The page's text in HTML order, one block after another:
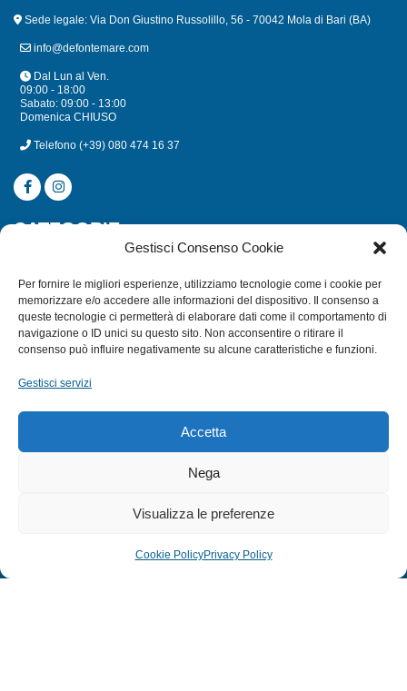
Gestisci Consenso Cookie
Per fornire le migliori esperienze, utilizziamo tecnologie come i cookie per
memorizzare e/o accedere alle informazioni del dispositivo. Il consenso a
queste tecnologie ci permetterà di elaborare dati come il comportamento di
navigazione o ID unici su questo sito. Non acconsentire o ritirare il
consenso può influire negativamente su alcune caratteristiche e funzioni.
Gestisci servizi
Accetta
Nega
Visualizza le preferenze
Cookie PolicyPrivacy Policy
Sede legale: Via Don Giustino Russolillo, 56 - 70042 Mola di Bari (BA)
info@defontemare.com
Dal Lun al Ven.
09:00 - 18:00
Sabato: 09:00 - 13:00
Domenica CHIUSO
Telefono (+39) 080 474 16 37
CATEGORIE
MULINELLI
CANNE
ACCESSORI NAUTICI
TERMINI E CONDIZIONI